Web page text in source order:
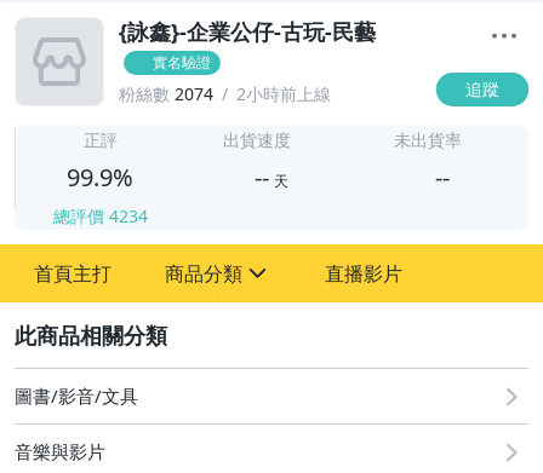
{詠鑫}-企業公仔-古玩-民藝
實名驗證
粉絲數 2074 2小時前上線 追蹤
正評
99.9%
總評價 4234
出貨速度
-- 天
未出貨率
--
首頁主打 商品分類
圖書/影音/文具
古董、藝術與礦石
玩具、模型與公仔
直播影片
圖書/影音/文具
音樂與影片